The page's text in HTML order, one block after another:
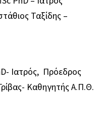
Ταξίδης –
Ιατρός, Πρόεδρος
Καθηγητής Α.Π.Θ.